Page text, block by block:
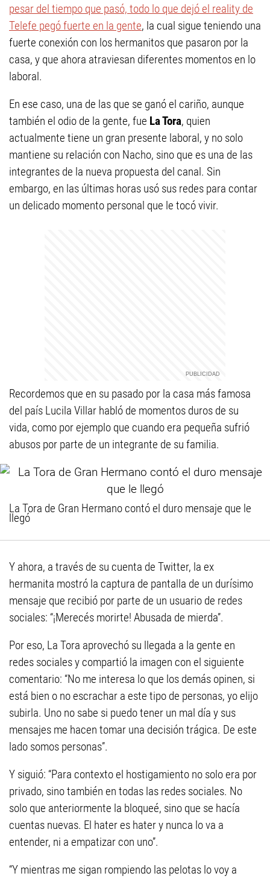
pesar del tiempo que pasó, todo lo que dejó el reality de
Telefe pegó fuerte en la gente, la cual sigue teniendo una
fuerte conexión con los hermanitos que pasaron por la
casa, y que ahora atraviesan diferentes momentos en lo
laboral.
En ese caso, una de las que se ganó el cariño, aunque
también el odio de la gente, fue La Tora, quien
actualmente tiene un gran presente laboral, y no solo
mantiene su relación con Nacho, sino que es una de las
integrantes de la nueva propuesta del canal. Sin
embargo, en las últimas horas usó sus redes para contar
un delicado momento personal que le tocó vivir.
Recordemos que en su pasado por la casa más famosa
del país Lucila Villar habló de momentos duros de su
vida, como por ejemplo que cuando era pequeña sufrió
abusos por parte de un integrante de su familia.
La Tora de Gran Hermano contó el duro mensaje que le
llegó
Y ahora, a través de su cuenta de Twitter, la ex
hermanita mostró la captura de pantalla de un durísimo
mensaje que recibió por parte de un usuario de redes
sociales: “¡Merecés morirte! Abusada de mierda”.
Por eso, La Tora aprovechó su llegada a la gente en
redes sociales y compartió la imagen con el siguiente
comentario: “No me interesa lo que los demás opinen, si
está bien o no escrachar a este tipo de personas, yo elijo
subirla. Uno no sabe si puedo tener un mal día y sus
mensajes me hacen tomar una decisión trágica. De este
lado somos personas”.
Y siguió: “Para contexto el hostigamiento no solo era por
privado, sino también en todas las redes sociales. No
solo que anteriormente la bloqueé, sino que se hacía
cuentas nuevas. El hater es hater y nunca lo va a
entender, ni a empatizar con uno”.
“Y mientras me sigan rompiendo las pelotas lo voy a